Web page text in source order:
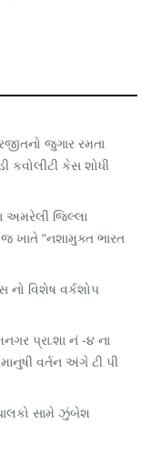
જુગાર રમતા
કવોલીટી કેસ શોધી
અમરેલી જિલ્લા
ખાતે “નશામુક્ત ભારત
વિશેષ વર્કશોપ
પ્રા.શા નં -૪ ના
વર્તન અંગે ટી પી
સામે ઝુંબેશ